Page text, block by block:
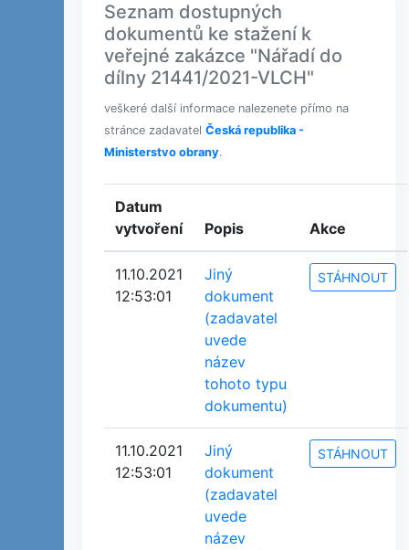
Seznam dostupných
dokumentů ke stažení k
veřejné zakázce "Nářadí do
dílny 21441/2021-VLCH"
veškeré další informace nalezenete přímo na
stránce zadavatel Česká republika -
Ministerstvo obrany.
Datum
vytvoření
Popis Akce
11.10.2021
12:53:01
Jiný
dokument
(zadavatel
uvede
název
tohoto typu
dokumentu)
STÁHNOUT
11.10.2021
12:53:01
Jiný
dokument
(zadavatel
uvede
název
STÁHNOUT